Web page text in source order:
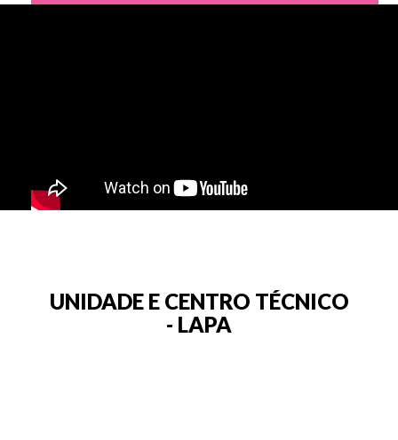
UNIDADE E CENTRO TÉCNICO
- LAPA